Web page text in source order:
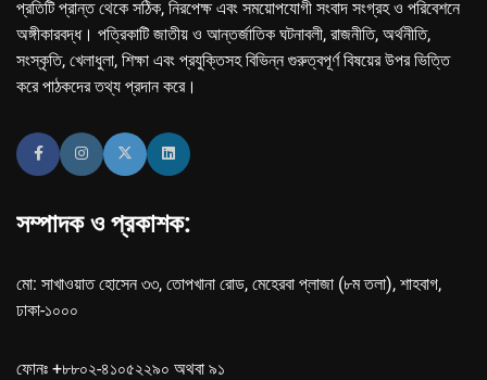
প্রতিটি প্রান্ত থেকে সঠিক, নিরপেক্ষ এবং সময়োপযোগী সংবাদ সংগ্রহ ও পরিবেশনে
অঙ্গীকারবদ্ধ। পত্রিকাটি জাতীয় ও আন্তর্জাতিক ঘটনাবলী, রাজনীতি, অর্থনীতি,
সংস্কৃতি, খেলাধুলা, শিক্ষা এবং প্রযুক্তিসহ বিভিন্ন গুরুত্বপূর্ণ বিষয়ের উপর ভিত্তি
করে পাঠকদের তথ্য প্রদান করে।
সম্পাদক ও প্রকাশক:
মো: সাখাওয়াত হোসেন ৩৩, তোপখানা রোড, মেহেরবা প্লাজা (৮ম তলা), শাহবাগ,
ঢাকা-১০০০
ফোনঃ +৮৮০২-৪১০৫২২৯০ অথবা ৯১